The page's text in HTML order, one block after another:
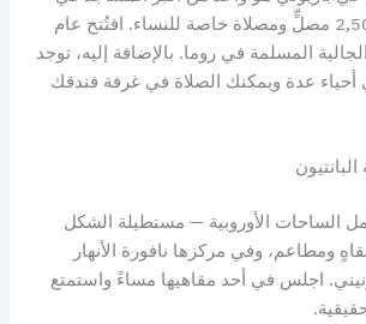
أوروبا، يستوعب 2,500 مصلٍّ ومصلاة خاصة للنساء. افتُتح عام
الجالية المسلمة في روما. بالإضافة إليه، توجد
عدة ويمكنك الصلاة في غرفة فندقك
الساحات الأوروبية — مستطيلة الشكل
ومطاعم، وفي مركزها نافورة الأنهار
اجلس في أحد مقاهيها مساءً واستمتع